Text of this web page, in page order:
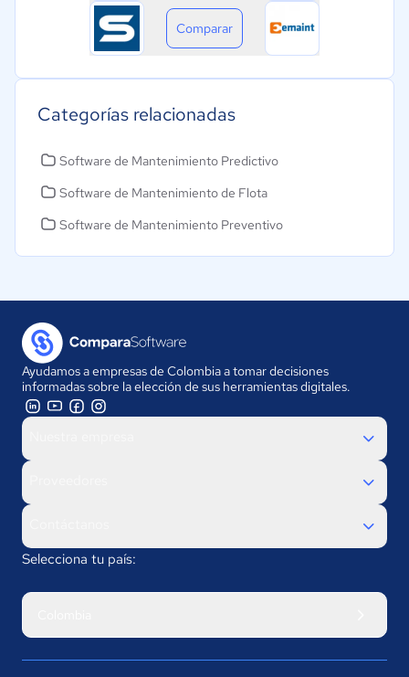
Comparar
Categorías relacionadas
Software de Mantenimiento Predictivo
Software de Mantenimiento de Flota
Software de Mantenimiento Preventivo
Ayudamos a empresas de Colombia a tomar decisiones
informadas sobre la elección de sus herramientas digitales.
Selecciona tu país: